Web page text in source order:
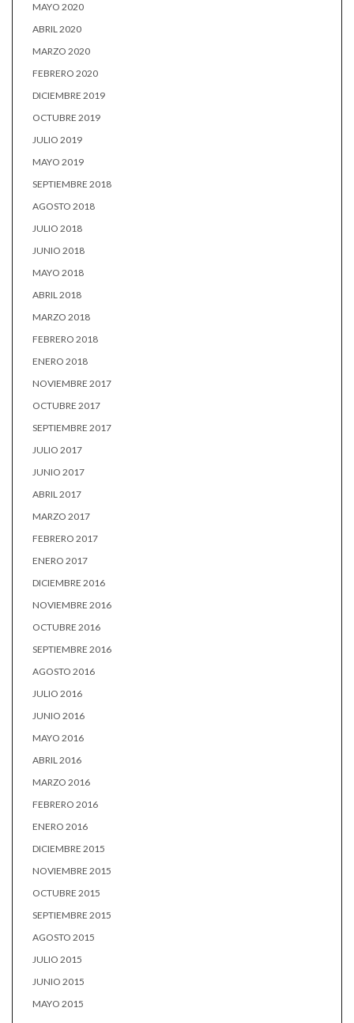
MAYO 2020
ABRIL 2020
MARZO 2020
FEBRERO 2020
DICIEMBRE 2019
OCTUBRE 2019
JULIO 2019
MAYO 2019
SEPTIEMBRE 2018
AGOSTO 2018
JULIO 2018
JUNIO 2018
MAYO 2018
ABRIL 2018
MARZO 2018
FEBRERO 2018
ENERO 2018
NOVIEMBRE 2017
OCTUBRE 2017
SEPTIEMBRE 2017
JULIO 2017
JUNIO 2017
ABRIL 2017
MARZO 2017
FEBRERO 2017
ENERO 2017
DICIEMBRE 2016
NOVIEMBRE 2016
OCTUBRE 2016
SEPTIEMBRE 2016
AGOSTO 2016
JULIO 2016
JUNIO 2016
MAYO 2016
ABRIL 2016
MARZO 2016
FEBRERO 2016
ENERO 2016
DICIEMBRE 2015
NOVIEMBRE 2015
OCTUBRE 2015
SEPTIEMBRE 2015
AGOSTO 2015
JULIO 2015
JUNIO 2015
MAYO 2015